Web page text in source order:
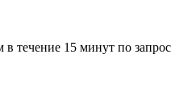
15 минут по